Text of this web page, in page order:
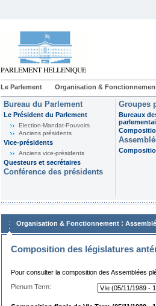
Le Parlement Organisation &
Bureau du Parlement
Le Président du Parlement
Election-Mandat-Pouvoirs
Anciens présidents
Vice-présidents
Anciens vice-présidents
Questeurs et secrétaires
Conférence des présidents
Groupes
Bureaux
Organisation & Fonctionnement :
Composition des législatures
Pour consulter la composition des Assemblées
Plenum Term: